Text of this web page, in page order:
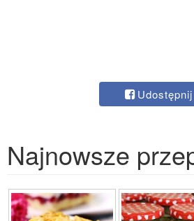
Udostępnij
Najnowsze